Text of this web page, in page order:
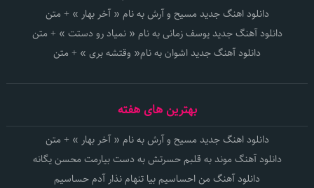
دانلود اهنگ جدید مسیح و آرش به نام « آخر بهار » + متن
دانلود آهنگ جدید یوسف زمانی به نام « نمیاد رو دستت » + متن
دانلود آهنگ جدید اشوان به نام« وقتشه بری » + متن
بهترین های هفته
دانلود اهنگ جدید مسیح و آرش به نام « آخر بهار » + متن
دانلود آهنگ موند به قلبم حسرتش به دست بیارمت محسن یگانه
دانلود آهنگ من احساسیم بیا تنهام نذار آدم حساسیم